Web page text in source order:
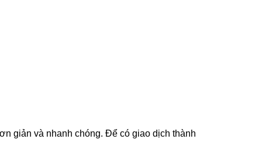
giản và nhanh chóng. Để có giao dịch thành